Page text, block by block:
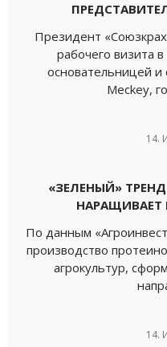
Президент
рабочего визита
основательницей и
Meckey,
14.
«ЗЕЛЕНЫЙ»
НАРАЩИВАЕТ
По данным
производство
агрокультур,
14.